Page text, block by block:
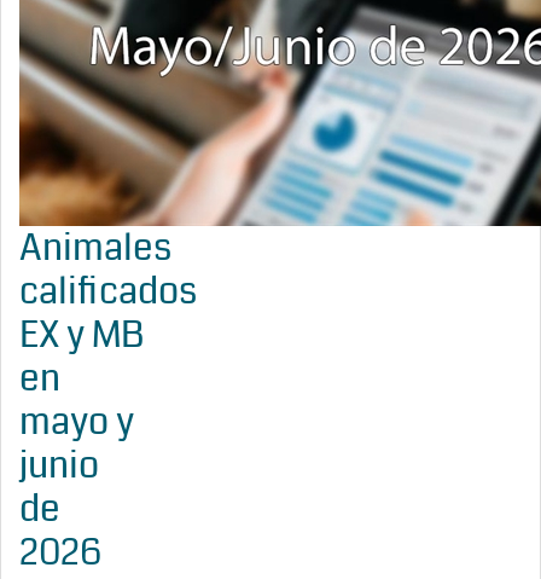
Animales
calificados
EX y MB
en
mayo y
junio
de
2026